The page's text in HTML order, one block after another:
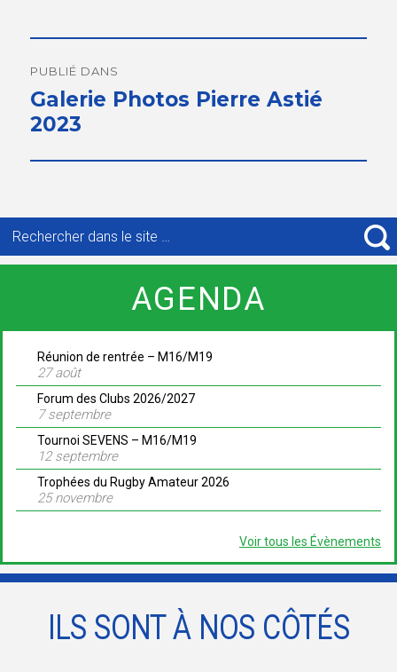
de
l’article
PUBLIÉ DANS
Galerie Photos Pierre Astié
2023
pour
:
AGENDA
Réunion de rentrée – M16/M19
27 août
Forum des Clubs 2026/2027
7 septembre
Tournoi SEVENS – M16/M19
12 septembre
Trophées du Rugby Amateur 2026
25 novembre
Voir tous les Évènements
ILS SONT À NOS CÔTÉS